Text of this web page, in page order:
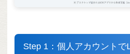
Step 1：個人アカウントで